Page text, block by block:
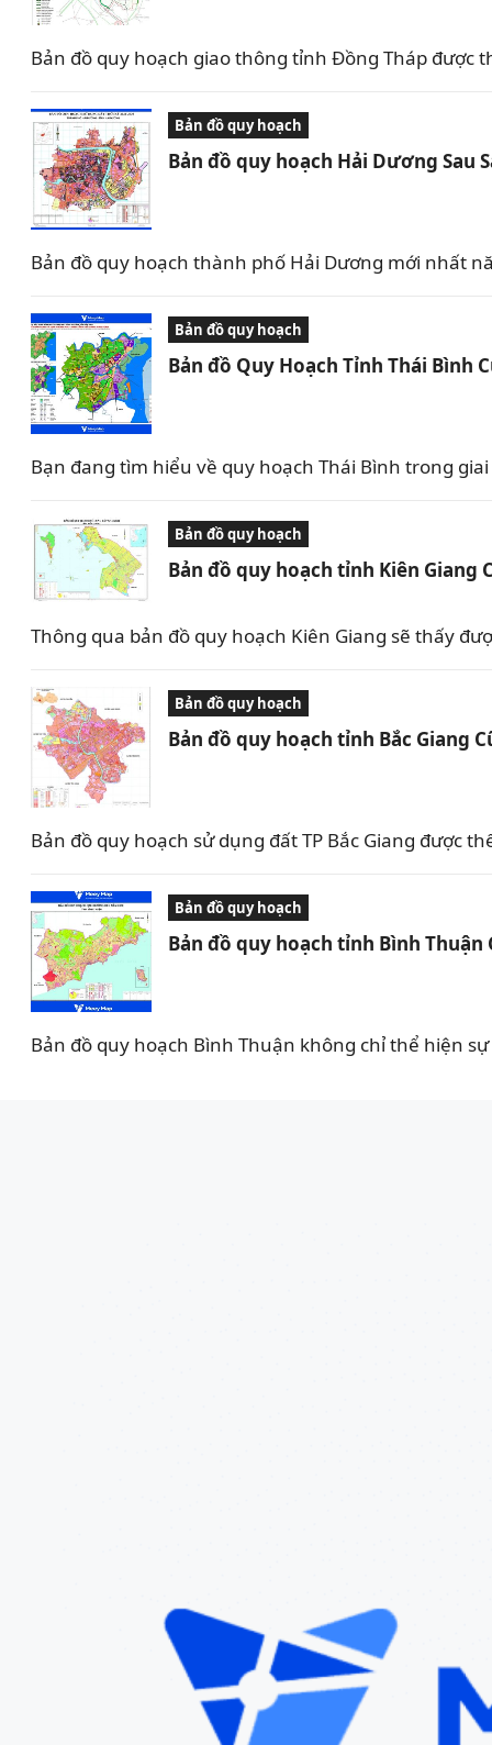
Bản đồ quy hoạch giao thông tỉnh Đồng Tháp
Bản đồ quy hoạch
Bản đồ quy hoạch Hải Dương Sau
Bản đồ quy hoạch thành phố Hải Dương mới nhất
Bản đồ quy hoạch
Bản đồ Quy Hoạch Tỉnh Thái Bình
Bạn đang tìm hiểu về quy hoạch Thái Bình trong
Bản đồ quy hoạch
Bản đồ quy hoạch tỉnh Kiên Giang
Thông qua bản đồ quy hoạch Kiên Giang sẽ thấy
Bản đồ quy hoạch
Bản đồ quy hoạch tỉnh Bắc Giang
Bản đồ quy hoạch sử dụng đất TP Bắc Giang được
Bản đồ quy hoạch
Bản đồ quy hoạch tỉnh Bình Thuận
Bản đồ quy hoạch Bình Thuận không chỉ thể hiện